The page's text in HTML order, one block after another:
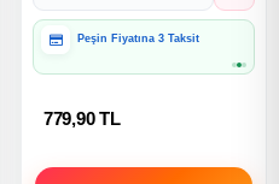
Hediye Paketine Uygun
779,90 TL